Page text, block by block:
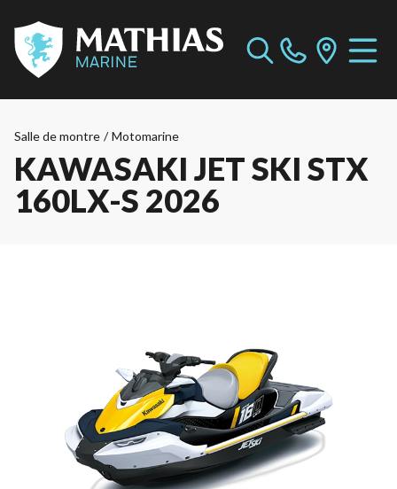
Salle de montre / Motomarine
KAWASAKI JET SKI STX
160LX-S 2026